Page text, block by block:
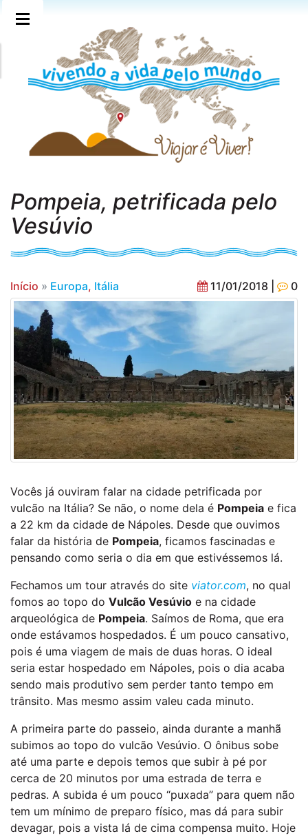
Pompeia, petrificada pelo
Vesúvio
Início » Europa, Itália 11/01/2018 | 0
Vocês já ouviram falar na cidade petrificada por
vulcão na Itália? Se não, o nome dela é Pompeia e fica
a 22 km da cidade de Nápoles. Desde que ouvimos
falar da história de Pompeia, ficamos fascinadas e
pensando como seria o dia em que estivéssemos lá.
Fechamos um tour através do site viator.com, no qual
fomos ao topo do Vulcão Vesúvio e na cidade
arqueológica de Pompeia. Saímos de Roma, que era
onde estávamos hospedados. É um pouco cansativo,
pois é uma viagem de mais de duas horas. O ideal
seria estar hospedado em Nápoles, pois o dia acaba
sendo mais produtivo sem perder tanto tempo em
trânsito. Mas mesmo assim valeu cada minuto.
A primeira parte do passeio, ainda durante a manhã
subimos ao topo do vulcão Vesúvio. O ônibus sobe
até uma parte e depois temos que subir à pé por
cerca de 20 minutos por uma estrada de terra e
pedras. A subida é um pouco “puxada” para quem não
tem um mínimo de preparo físico, mas dá para subir
devagar, pois a vista lá de cima compensa muito. Hoje